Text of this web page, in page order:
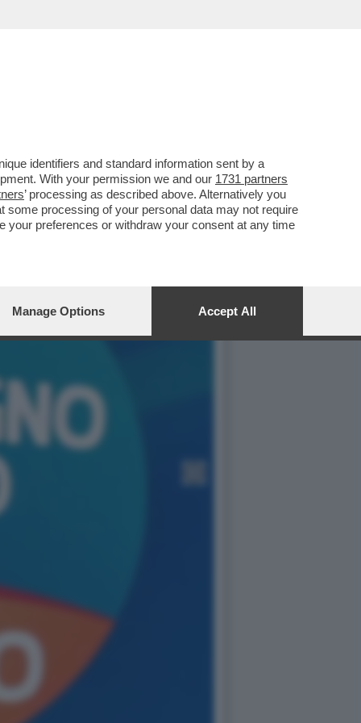
identifiers and standard information sent by a
With your permission we and our 1731 partners
’ processing as described above. Alternatively you
processing of your personal data may not require
your preferences or withdraw your consent at any time
Manage Options Accept All